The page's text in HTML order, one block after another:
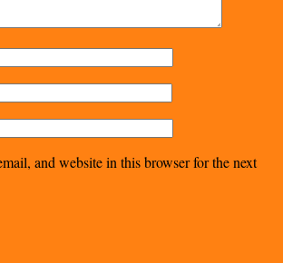
and website in this browser for the next